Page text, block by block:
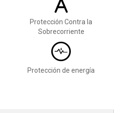
Protección Contra la
Sobrecorriente
Protección de energía